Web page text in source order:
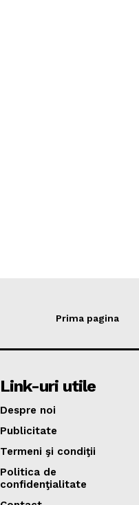
Prima pagina
Link-uri utile
Despre noi
Publicitate
Termeni şi condiţii
Politica de
confidenţialitate